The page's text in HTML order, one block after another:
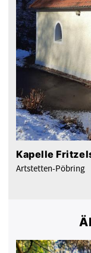
Kapelle
Artstetten-Pöbring